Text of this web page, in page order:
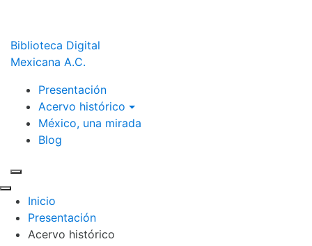
Biblioteca Digital
Mexicana A.C.
Presentación
Acervo histórico
México, una mirada
Blog
Inicio
Presentación
Acervo histórico